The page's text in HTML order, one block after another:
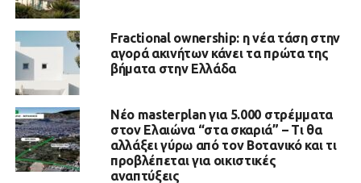
Fractional ownership: η νέα τάση στην
αγορά ακινήτων κάνει τα πρώτα της
βήματα στην Ελλάδα
Νέο masterplan για 5.000 στρέμματα
στον Ελαιώνα “στα σκαριά” – Τι θα
αλλάξει γύρω από τον Βοτανικό και τι
προβλέπεται για οικιστικές
αναπτύξεις